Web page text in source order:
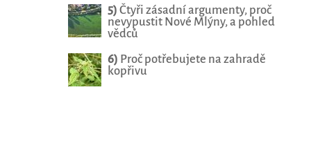
5) Čtyři zásadní argumenty, proč
nevypustit Nové Mlýny, a pohled
vědců
6) Proč potřebujete na zahradě
kopřivu